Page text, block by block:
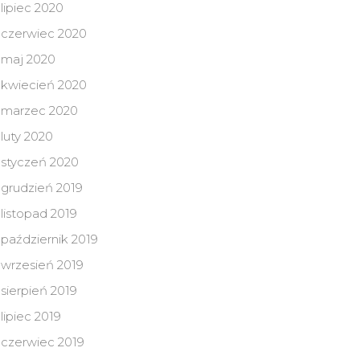
lipiec 2020
czerwiec 2020
maj 2020
kwiecień 2020
marzec 2020
luty 2020
styczeń 2020
grudzień 2019
listopad 2019
październik 2019
wrzesień 2019
sierpień 2019
lipiec 2019
czerwiec 2019